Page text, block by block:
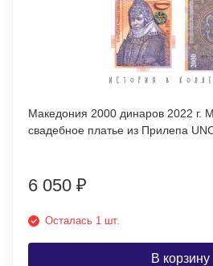
Македония 2000 динаров 2022 г.
свадебное платье из Прилепа
6 050 ₽
Осталась 1 шт.
В корзину